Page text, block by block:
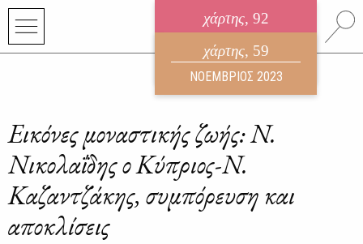
χάρτης, 92
ηλεκτρονικό περιοδικό
ΑΥΓΟΥΣΤΟΣ 2026
χάρτης, 59
ΝΟΕΜΒΡΙΟΣ 2023
Εικόνες μοναστικής ζωής: Ν.
Νικολαΐδης ο Κύπριος-Ν.
Καζαντζάκης, συμπόρευση και
αποκλίσεις